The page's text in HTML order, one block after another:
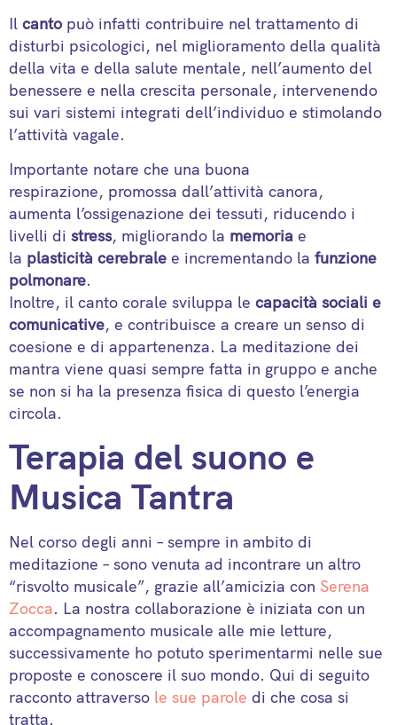
Il canto può infatti contribuire nel trattamento di
disturbi psicologici, nel miglioramento della qualità
della vita e della salute mentale, nell’aumento del
benessere e nella crescita personale, intervenendo
sui vari sistemi integrati dell’individuo e stimolando
l’attività vagale.
Importante notare che una buona
respirazione, promossa dall’attività canora,
aumenta l’ossigenazione dei tessuti, riducendo i
livelli di stress, migliorando la memoria e
la plasticità cerebrale e incrementando la funzione
polmonare.
Inoltre, il canto corale sviluppa le capacità sociali e
comunicative, e contribuisce a creare un senso di
coesione e di appartenenza. La meditazione dei
mantra viene quasi sempre fatta in gruppo e anche
se non si ha la presenza fisica di questo l’energia
circola.
Terapia del suono e
Musica Tantra
Nel corso degli anni – sempre in ambito di
meditazione – sono venuta ad incontrare un altro
“risvolto musicale”, grazie all’amicizia con Serena
Zocca. La nostra collaborazione è iniziata con un
accompagnamento musicale alle mie letture,
successivamente ho potuto sperimentarmi nelle sue
proposte e conoscere il suo mondo. Qui di seguito
racconto attraverso le sue parole di che cosa si
tratta.